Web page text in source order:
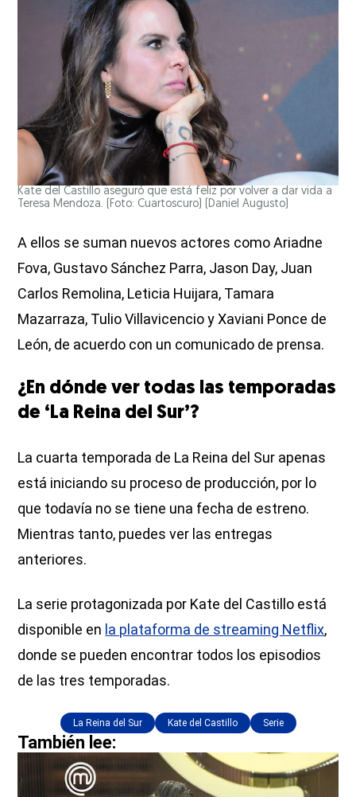
Kate del Castillo aseguró que está feliz por volver a dar vida a
Teresa Mendoza. (Foto: Cuartoscuro) (Daniel Augusto)
A ellos se suman nuevos actores como Ariadne
Fova, Gustavo Sánchez Parra, Jason Day, Juan
Carlos Remolina, Leticia Huijara, Tamara
Mazarraza, Tulio Villavicencio y Xaviani Ponce de
León, de acuerdo con un comunicado de prensa.
¿En dónde ver todas las temporadas
de ‘La Reina del Sur’?
La cuarta temporada de La Reina del Sur apenas
está iniciando su proceso de producción, por lo
que todavía no se tiene una fecha de estreno.
Mientras tanto, puedes ver las entregas
anteriores.
La serie protagonizada por Kate del Castillo está
disponible en la plataforma de streaming Netflix,
donde se pueden encontrar todos los episodios
de las tres temporadas.
La Reina del Sur Kate del Castillo Serie
También lee: